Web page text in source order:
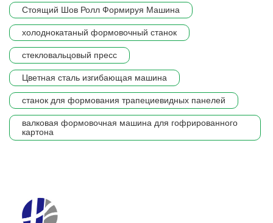
Стоящий Шов Ролл Формируя Машина
холоднокатаный формовочный станок
стекловальцовый пресс
Цветная сталь изгибающая машина
станок для формования трапециевидных панелей
валковая формовочная машина для гофрированного
картона